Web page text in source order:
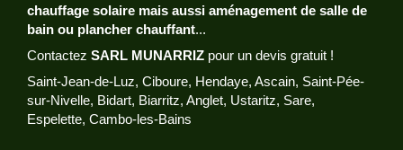
chauffage solaire mais aussi aménagement de salle de
bain ou plancher chauffant...
Contactez SARL MUNARRIZ pour un devis gratuit !
Saint-Jean-de-Luz, Ciboure, Hendaye, Ascain, Saint-Pée-
sur-Nivelle, Bidart, Biarritz, Anglet, Ustaritz, Sare,
Espelette, Cambo-les-Bains